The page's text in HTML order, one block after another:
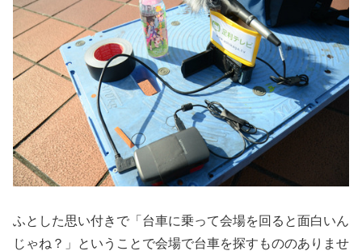
ふとした思い付きで「台車に乗って会場を回ると面白いん
じゃね？」ということで会場で台車を探すもののありませ